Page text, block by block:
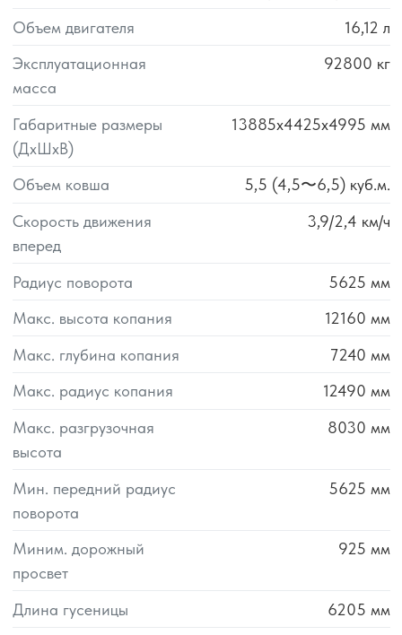
Объем двигателя
16,12 л
Эксплуатационная
масса
92800 кг
Габаритные размеры
(ДхШхВ)
13885x4425x4995 мм
Объем ковша 5,5 (4,5〜6,5) куб.м.
Скорость движения
вперед
3,9/2,4 км/ч
Радиус поворота 5625 мм
Макс. высота копания
12160 мм
Макс. глубина копания
7240 мм
Макс. радиус копания
12490 мм
Макс. разгрузочная
высота
8030 мм
Мин. передний радиус
поворота
5625 мм
Миним. дорожный
просвет
925 мм
Длина гусеницы 6205 мм